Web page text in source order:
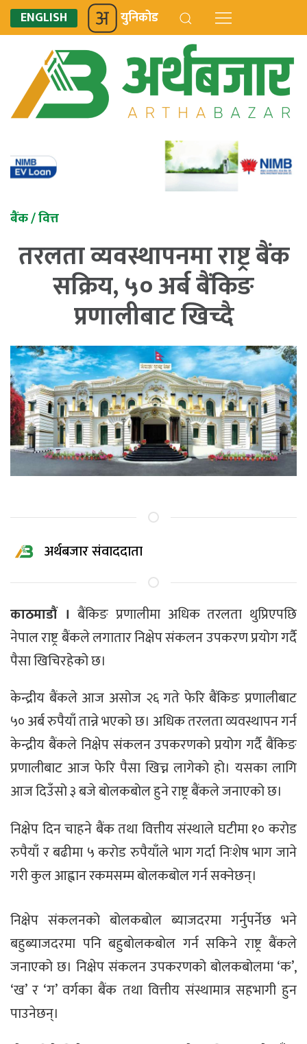
ENGLISH युनिकोड
बैंक / वित्त
तरलता व्यवस्थापनमा राष्ट्र बैंक
सक्रिय, ५० अर्ब बैंकिङ
प्रणालीबाट खिच्दै
अर्थबजार संवाददाता
काठमाडौं । बैंकिङ प्रणालीमा अधिक तरलता थुप्रिएपछि
नेपाल राष्ट्र बैंकले लगातार निक्षेप संकलन उपकरण प्रयोग गर्दै
पैसा खिचिरहेको छ।
केन्द्रीय बैंकले आज असोज २६ गते फेरि बैंकिङ प्रणालीबाट
५० अर्ब रुपैयाँ तान्ने भएको छ। अधिक तरलता व्यवस्थापन गर्न
केन्द्रीय बैंकले निक्षेप संकलन उपकरणको प्रयोग गर्दै बैंकिङ
प्रणालीबाट आज फेरि पैसा खिच्न लागेको हो। यसका लागि
आज दिउँसो ३ बजे बोलकबोल हुने राष्ट्र बैंकले जनाएको छ।
निक्षेप दिन चाहने बैंक तथा वित्तीय संस्थाले घटीमा १० करोड
रुपैयाँ र बढीमा ५ करोड रुपैयाँले भाग गर्दा निःशेष भाग जाने
गरी कुल आह्वान रकमसम्म बोलकबोल गर्न सक्नेछन्।
निक्षेप संकलनको बोलकबोल ब्याजदरमा गर्नुपर्नेछ भने
बहुब्याजदरमा पनि बहुबोलकबोल गर्न सकिने राष्ट्र बैंकले
जनाएको छ। निक्षेप संकलन उपकरणको बोलकबोलमा ‘क’,
‘ख’ र ‘ग’ वर्गका बैंक तथा वित्तीय संस्थामात्र सहभागी हुन
पाउनेछन्।